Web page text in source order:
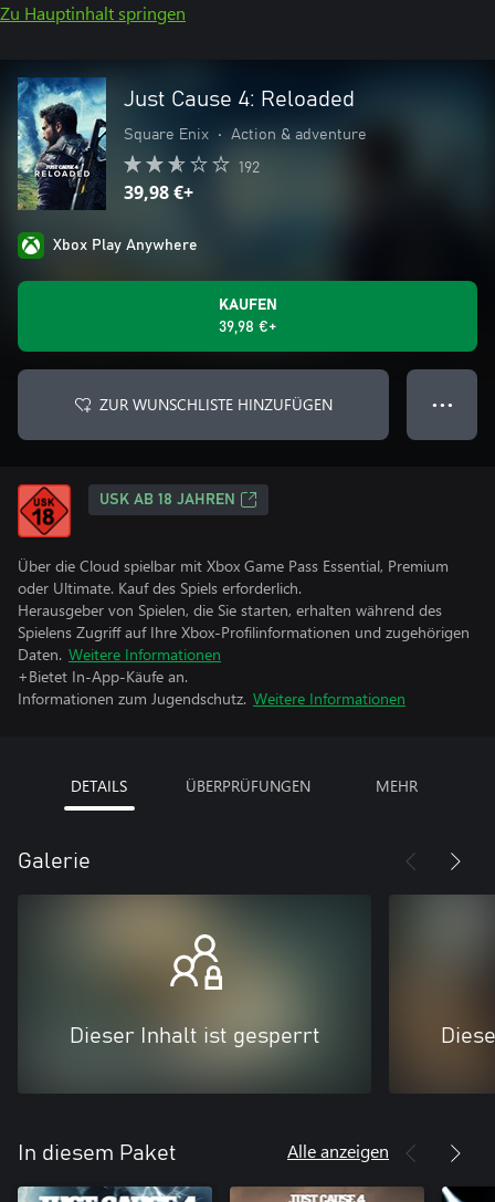
Zu Hauptinhalt springen
Just Cause 4: Reloaded
Square Enix • Action & adventure
192
39,98 €+
Xbox Play Anywhere
KAUFEN
39,98 €+
ZUR WUNSCHLISTE HINZUFÜGEN ● ● ●
USK AB 18 JAHREN
Über die Cloud spielbar mit Xbox Game Pass Essential, Premium
oder Ultimate. Kauf des Spiels erforderlich.
Herausgeber von Spielen, die Sie starten, erhalten während des
Spielens Zugriff auf Ihre Xbox-Profilinformationen und zugehörigen
Daten. Weitere Informationen
+Bietet In-App-Käufe an.
Informationen zum Jugendschutz. Weitere Informationen
DETAILS ÜBERPRÜFUNGEN MEHR
Galerie
Dieser Inhalt ist gesperrt
In diesem Paket Alle anzeigen